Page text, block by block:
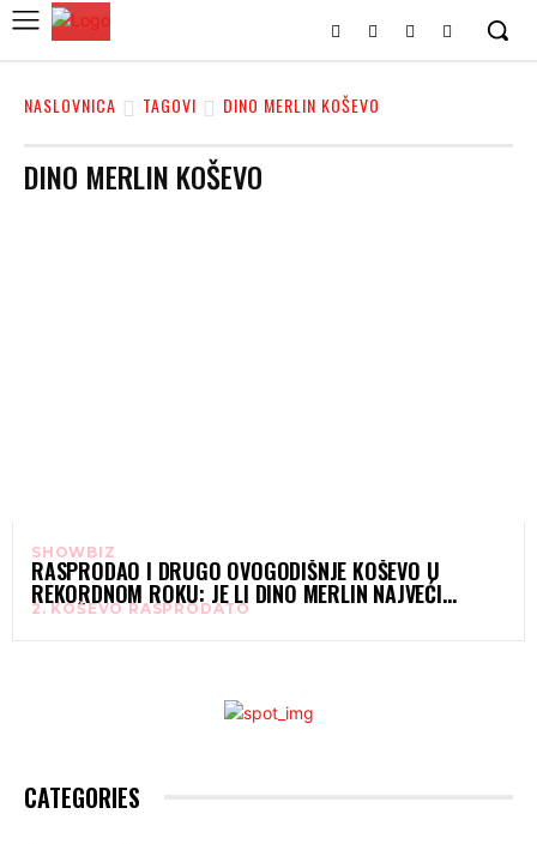
NASLOVNICA TAGOVI DINO MERLIN KOŠEVO
DINO MERLIN KOŠEVO
SHOWBIZ
RASPRODAO I DRUGO OVOGODIŠNJE KOŠEVO U
REKORDNOM ROKU: JE LI DINO MERLIN NAJVEĆI
MUZIČAR SVIH VREMENA NA BALKANU?
2. KOŠEVO RASPRODATO
CATEGORIES